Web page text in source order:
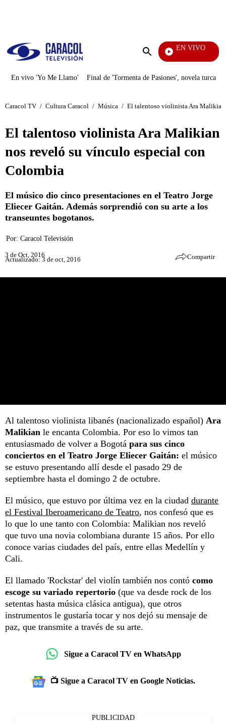
Enviar
EN VIVO
Día A Día
En vivo 'Yo Me Llamo' Final de 'Tormenta de Pasiones', novela turca
Caracol TV / Cultura Caracol / Música / El talentoso violinista Ara
El talentoso violinista Ara Malikian
nos reveló su vínculo especial con
Colombia
El músico dio cinco presentaciones en el Teatro Jorge
Eliecer Gaitán. Además sorprendió con su arte a los
transeuntes bogotanos.
Por: Caracol Televisión
3 de Oct, 2016
Actualizado: 3 de oct, 2016 Compartir
Al talentoso violinista libanés (nacionalizado español) Ara
Malikian le encanta Colombia. Por eso lo vimos tan
entusiasmado de volver a Bogotá para sus cinco
conciertos en el Teatro Jorge Eliecer Gaitán: el músico
se estuvo presentando allí desde el pasado 29 de
septiembre hasta el domingo 2 de octubre.
El músico, que estuvo por última vez en la ciudad durante
el Festival Iberoamericano de Teatro, nos confesó que es
lo que lo une tanto con Colombia: Malikian nos reveló
que tuvo una novia colombiana durante 15 años. Por ello
conoce varias ciudades del país, entre ellas Medellín y
Cali.
El llamado 'Rockstar' del violín también nos contó como
escoge su variado repertorio (que va desde rock de los
setentas hasta música clásica antigua), que otros
instrumentos le gustaría tocar y nos dejó su mensaje de
paz, que transmite a través de su arte.
Sigue a Caracol TV en WhatsApp
📺 Sigue a Caracol TV en Google Noticias.
PUBLICIDAD